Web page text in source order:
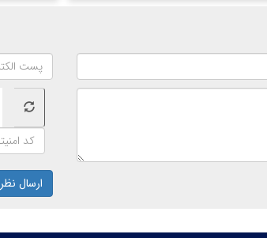
ارسال نظر